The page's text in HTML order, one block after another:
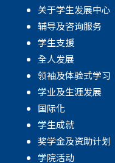
关于学生发展中心
辅导及咨询服务
学生支援
全人发展
领袖及体验式学习
学业及生涯发展
国际化
学生成就
奖学金及资助计划
学院活动